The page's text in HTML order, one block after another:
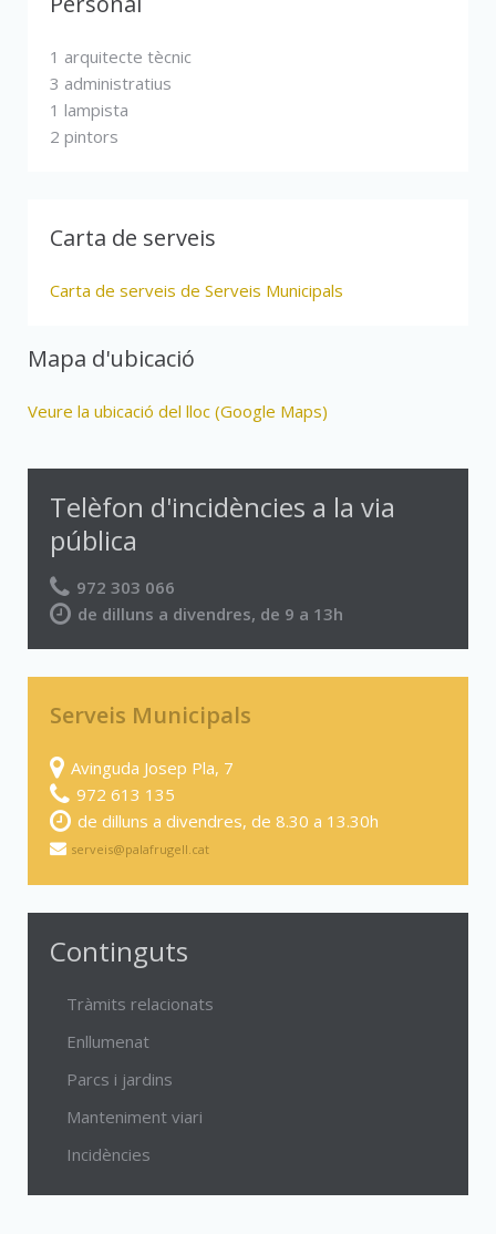
1 arquitecte tècnic
3 administratius
1 lampista
2 pintors
Carta de serveis
Carta de serveis de Serveis Municipals
Mapa d'ubicació
Veure la ubicació del lloc (Google Maps)
Telèfon d'incidències a la via
pública
972 303 066
de dilluns a divendres, de 9 a 13h
Serveis Municipals
Avinguda Josep Pla, 7
972 613 135
de dilluns a divendres, de 8.30 a 13.30h
serveis@palafrugell.cat
Continguts
Tràmits relacionats
Enllumenat
Parcs i jardins
Manteniment viari
Incidències